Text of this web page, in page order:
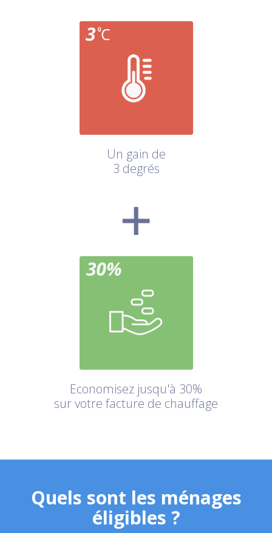
Un gain de
3 degrés
Economisez jusqu'à 30%
sur votre facture de chauffage
Quels sont les ménages
éligibles ?